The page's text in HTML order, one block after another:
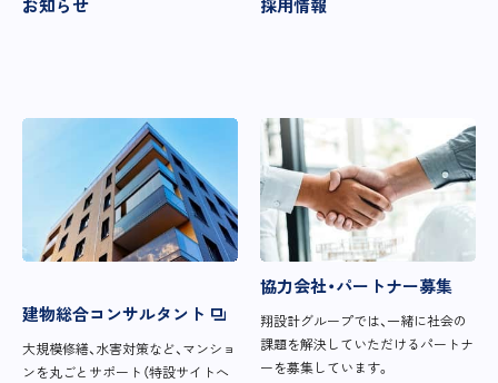
お知らせ 採用情報
建物総合コンサルタント
大規模修繕、水害対策など、マンショ
ンを丸ごとサポート（特設サイトへ
協力会社・パートナー募集
翔設計グループでは、一緒に社会の
課題を解決していただけるパートナ
ーを募集しています。